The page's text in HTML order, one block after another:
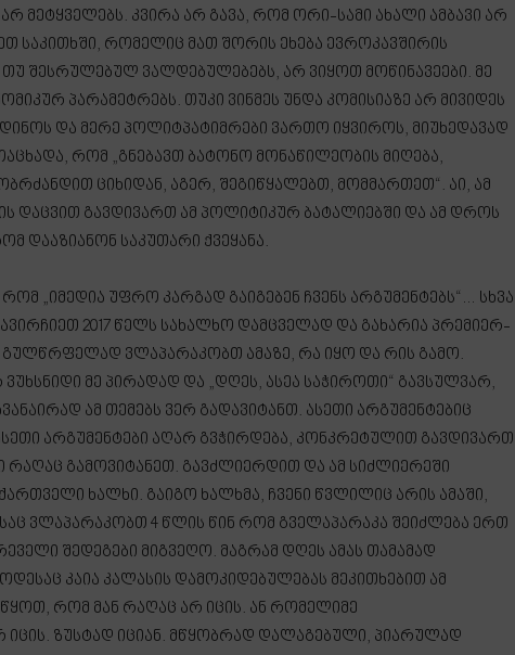
მეტყველებს. კვირა არ გავა, რომ ორი-სამი ახალი ამბავი არ
საკითხში, რომელიც მათ შორის ეხება ევროკავშირის
შესრულებულ ვალდებულებებს, არ ვიყოთ მოწინავეები. მე
პარამეტრებს. თუკი ვინმეს უნდა კომისიაზე არ მივიდეს
და მერე პოლიტპატიმრები ვართო იყვიროს, მიუხედავად
რომ „გნებავთ ბატონო მონაწილეობის მიღება,
ციხიდან, აგერ, შეგიწყალებთ, მომმართეთ“. აი, ამ
დაცვით გავდივართ ამ პოლიტიკურ ბატალიებში და ამ დროს
დააზიანონ საკუთარი ქვეყანა.
„იმედია უფრო კარგად გაიგებენ ჩვენს არგუმენტებს“… სხვა
2017 წელს სახალხო დამცველად და გახარია პრემიერ-
გულწრფელად ვლაპარაკობთ ამაზე, რა იყო და რის გამო.
მე პირადად და „დღეს, ასეა საჭიროთი“ გავსულვარ,
ამ თემებს ვერ გადავიტანთ. ასეთი არგუმენტებიც
არგუმენტები აღარ გვჭირდება, კონკრეტულით გავდივართ
რაღაც გამოვიტანეთ. გავძლიერდით და ამ სიძლიერეში
ხალხი. გაიგო ხალხმა, ჩვენი წვლილიც არის ამაში,
ვლაპარაკობთ 4 წლის წინ რომ გველაპარაკა შეიძლება ერთ
შედეგები მიგვეღო. მაგრამ დღეს ამას თამამად
კაია კალასის დამოკიდებულებას მეკითხებით ამ
რომ მან რაღაც არ იცის. ან რომელიმე
ზუსტად იციან. მწყობრად დალაგებული, პიარულად